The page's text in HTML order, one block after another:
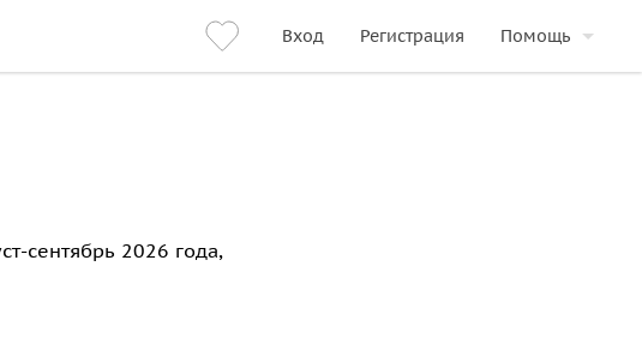
Вход Регистрация Помощь
сентябрь 2026 года,